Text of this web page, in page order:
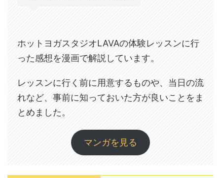
ホットヨガスタジオLAVAの体験レッスンに行
った感想を漫画で解説しています。
レッスンに行く前に用意するものや、当日の流
れなど、事前に知っておいた方が良いことをま
とめました。
マンガを見る